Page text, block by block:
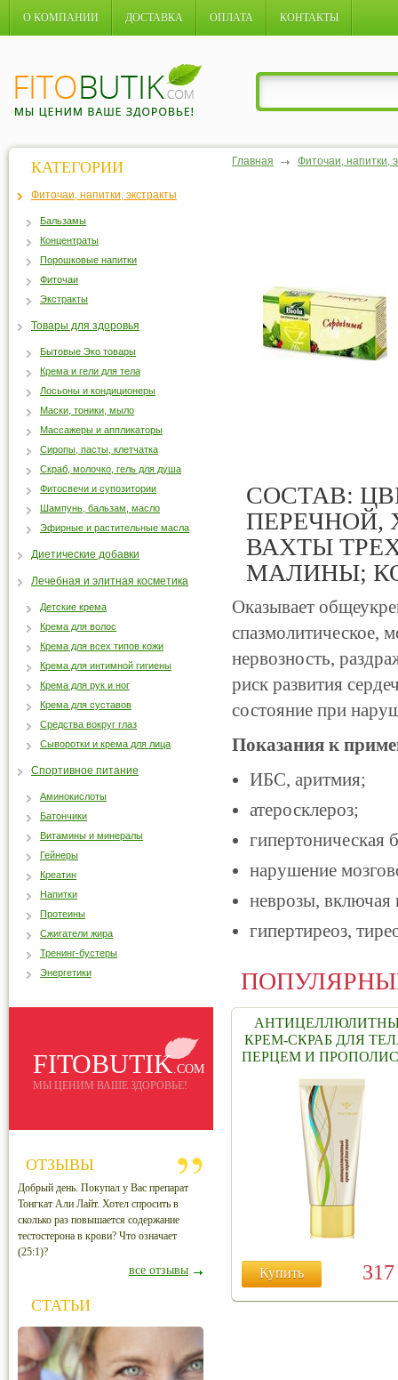
О КОМПАНИИ ДОСТАВКА ОПЛАТА КОНТАКТЫ
Главная Фиточаи, напитки,
СОСТАВ:
ПЕРЕЧНОЙ,
ВАХТЫ
МАЛИНЫ;
Оказывает
спазмолитическое,
нервозность,
риск развития
состояние при
Показания к
ИБС, аритмия;
атеросклероз;
гипертоническая
нарушение
неврозы, включая
гипертиреоз,
КРЕМ-СКРАБ ДЛЯ
ПЕРЦЕМ И
Купить
КАТЕГОРИИ
Фиточаи, напитки, экстракты
Бальзамы
Концентраты
Порошковые напитки
Фиточаи
Экстракты
Товары для здоровья
Бытовые Эко товары
Крема и гели для тела
Лосьоны и кондиционеры
Маски, тоники, мыло
Массажеры и аппликаторы
Сиропы, пасты, клетчатка
Скраб, молочко, гель для душа
Фитосвечи и супозитории
Шампунь, бальзам, масло
Эфирные и растительные масла
Диетические добавки
Лечебная и элитная косметика
Детские крема
Крема для волос
Крема для всех типов кожи
Крема для интимной гигиены
Крема для рук и ног
Крема для суставов
Средства вокруг глаз
Сыворотки и крема для лица
Спортивное питание
Аминокислоты
Батончики
Витамины и минералы
Гейнеры
Креатин
Напитки
Протеины
Сжигатели жира
Тренинг-бустеры
Энергетики
FITOBUTIK.COM
МЫ ЦЕНИМ ВАШЕ ЗДОРОВЬЕ!
ОТЗЫВЫ
Добрый день. Покупал у Вас препарат
Тонгкат Али Лайт. Хотел спросить в
сколько раз повышается содержание
тестостерона в крови? Что означает
(25:1)?
все отзывы
СТАТЬИ